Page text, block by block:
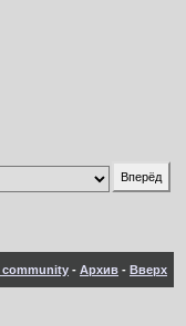
community - Архив - Вверх